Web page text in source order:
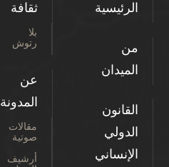
الرئيسية
من
الميدان
القانون
الدولي
الإنساني
ثقافة
بلا
رتوش
عن
المدونة
مقالات
صوتية
أرشيف